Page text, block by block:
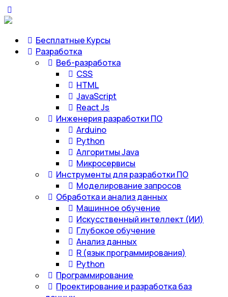
Бесплатные Курсы
Разработка
Веб-разработка
CSS
HTML
JavaScript
React Js
Инженерия разработки ПО
Arduino
Python
Алгоритмы Java
Микросервисы
Инструменты для разработки ПО
Моделирование запросов
Обработка и анализ данных
Машинное обучение
Искусственный интеллект (ИИ)
Глубокое обучение
Анализ данных
R (язык программирования)
Python
Программирование
Проектирование и разработка баз